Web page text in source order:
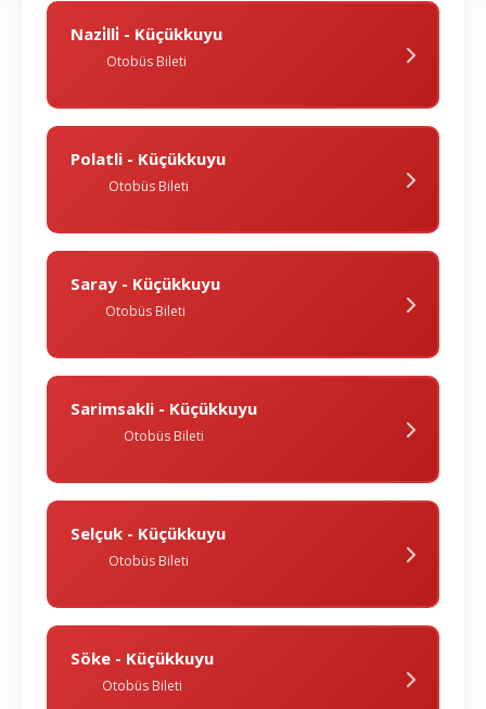
Nazi̇lli̇ - Küçükkuyu
Otobüs Bileti
Polatli - Küçükkuyu
Otobüs Bileti
Saray - Küçükkuyu
Otobüs Bileti
Sarimsakli - Küçükkuyu
Otobüs Bileti
Selçuk - Küçükkuyu
Otobüs Bileti
Söke - Küçükkuyu
Otobüs Bileti